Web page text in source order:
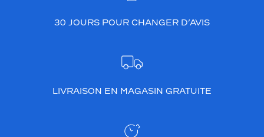
30 JOURS POUR CHANGER D’AVIS
LIVRAISON EN MAGASIN GRATUITE